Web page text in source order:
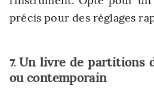
précis pour des réglages
7. Un livre de partitions
ou contemporain